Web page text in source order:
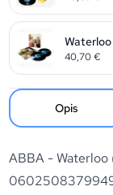
40,70€
Opis
ABBA - Waterloo